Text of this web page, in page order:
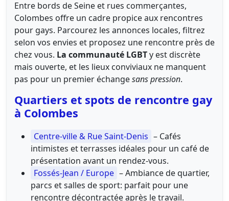
Entre bords de Seine et rues commerçantes,
Colombes offre un cadre propice aux rencontres
pour gays. Parcourez les annonces locales, filtrez
selon vos envies et proposez une rencontre près de
chez vous. La communauté LGBTy est discrète
mais ouverte, et les lieux conviviaux ne manquent
pas pour un premier échangesans pression.
Quartiers et spots de rencontre gay
à Colombes
Centre-ville & Rue Saint-Denis – Cafés
intimistes et terrasses idéales pour un café de
présentation avant un rendez-vous.
Fossés-Jean / Europe – Ambiance de quartier,
parcs et salles de sport: parfait pour une
rencontre décontractée après le travail.